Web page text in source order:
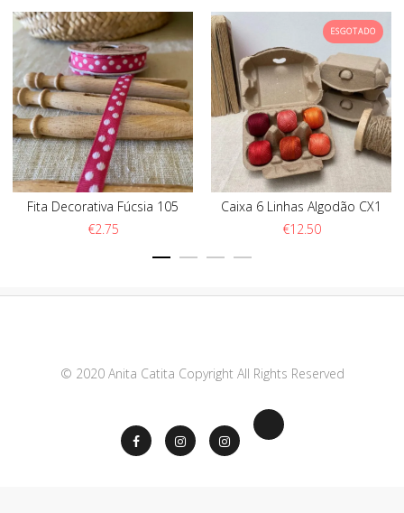
Fita Decorativa Fúcsia 105
€2.75
ESGOTADO
Caixa 6 Linhas Algodão CX1
€12.50
© 2020 Anita Catita Copyright All Rights Reserved